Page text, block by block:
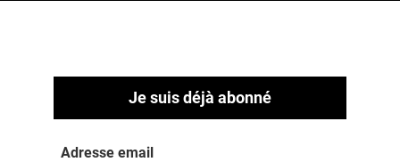
Je suis déjà abonné
Adresse email